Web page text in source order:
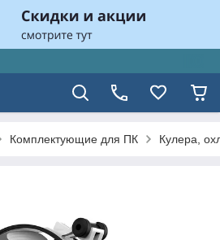
Комплектующие для ПК Кулера,